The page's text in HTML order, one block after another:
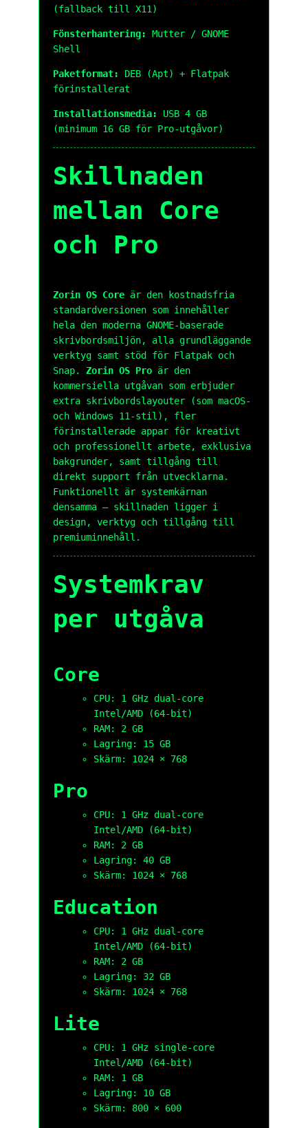
(fallback till X11)
Fönsterhantering:
Mutter / GNOME
Shell
Paketformat:
DEB (Apt) + Flatpak
förinstallerat
Installationsmedia:
USB 4 GB
(minimum 16 GB för Pro-utgåvor)
Skillnaden
mellan Core
och Pro
Zorin OS Core är den kostnadsfria
standardversionen som innehåller
hela den moderna GNOME-baserade
skrivbordsmiljön, alla grundläggande
verktyg samt stöd för Flatpak och
Snap. Zorin OS Pro är den
kommersiella utgåvan som erbjuder
extra skrivbordslayouter (som macOS-
och Windows 11-stil), fler
förinstallerade appar för kreativt
och professionellt arbete, exklusiva
bakgrunder, samt tillgång till
direkt support från utvecklarna.
Funktionellt är systemkärnan
densamma – skillnaden ligger i
design, verktyg och tillgång till
premiuminnehåll.
Systemkrav
per utgåva
Core
CPU: 1 GHz dual-core
Intel/AMD (64-bit)
RAM: 2 GB
Lagring: 15 GB
Skärm: 1024 × 768
Pro
CPU: 1 GHz dual-core
Intel/AMD (64-bit)
RAM: 2 GB
Lagring: 40 GB
Skärm: 1024 × 768
Education
CPU: 1 GHz dual-core
Intel/AMD (64-bit)
RAM: 2 GB
Lagring: 32 GB
Skärm: 1024 × 768
Lite
CPU: 1 GHz single-core
Intel/AMD (64-bit)
RAM: 1 GB
Lagring: 10 GB
Skärm: 800 × 600